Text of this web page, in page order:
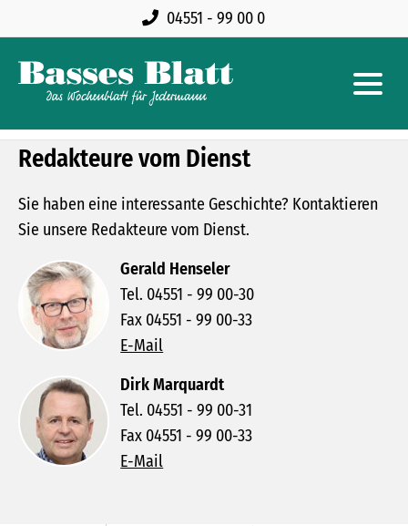
04551 - 99 00 0
Redakteure vom Dienst
Sie haben eine interessante Geschichte? Kontaktieren
Sie unsere Redakteure vom Dienst.
Gerald Henseler
Tel. 04551 - 99 00-30
Fax 04551 - 99 00-33
E-Mail
Dirk Marquardt
Tel. 04551 - 99 00-31
Fax 04551 - 99 00-33
E-Mail